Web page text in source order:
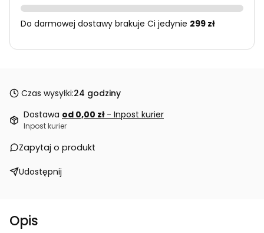
Do darmowej dostawy brakuje Ci jedynie 299 zł
Czas wysyłki:24 godziny
Dostawa od 0,00 zł - Inpost kurier
Inpost kurier
Zapytaj o produkt
Udostępnij
Opis